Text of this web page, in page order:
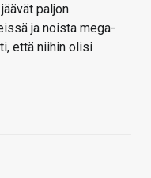
paljon
ja noista mega-
että niihin olisi